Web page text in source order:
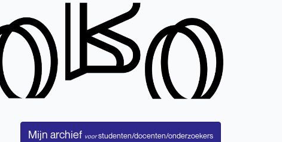
Mijn archief voorstudenten/docenten/onderzoekers